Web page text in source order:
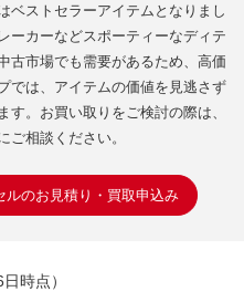
ベストセラーアイテムとなりまし
ーカーなどスポーティーなディテ
古市場でも需要があるため、高価
では、アイテムの価値を見逃さず
。お買い取りをご検討の際は、
ご相談ください。
のお見積り・買取申込み
時点）